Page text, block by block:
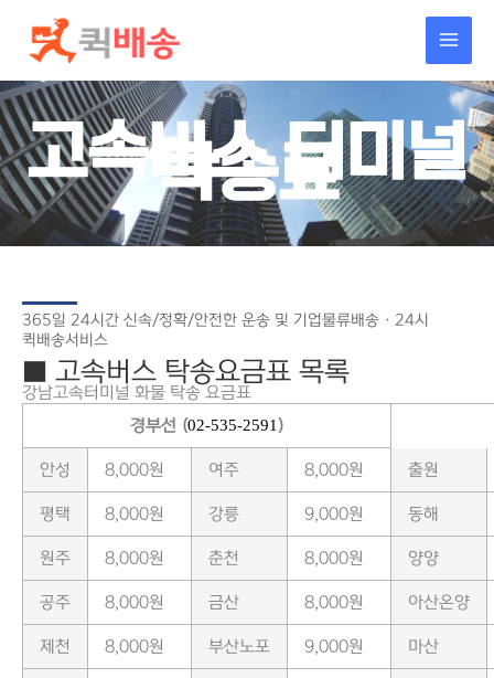
건너뛰기
고속버스 터미널
탁송료
365일 24시간 신속/정확/안전한 운송 및 기업물류배송 · 24시
퀵배송서비스
■ 고속버스 탁송요금표 목록
강남고속터미널 화물 탁송 요금표
경부선 (02-535-2591 )
안성 8,000원 여주 8,000원 출원
평택 8,000원 강릉 9,000원 동해
원주 8,000원 춘천 8,000원 양양
공주 8,000원 금산 8,000원 아산온양
제천 8,000원 부산노포 9,000원 마산